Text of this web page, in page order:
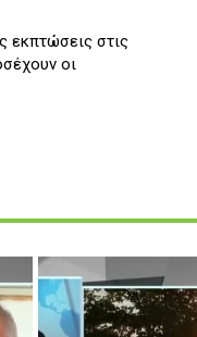
εκπτώσεις στις
οι